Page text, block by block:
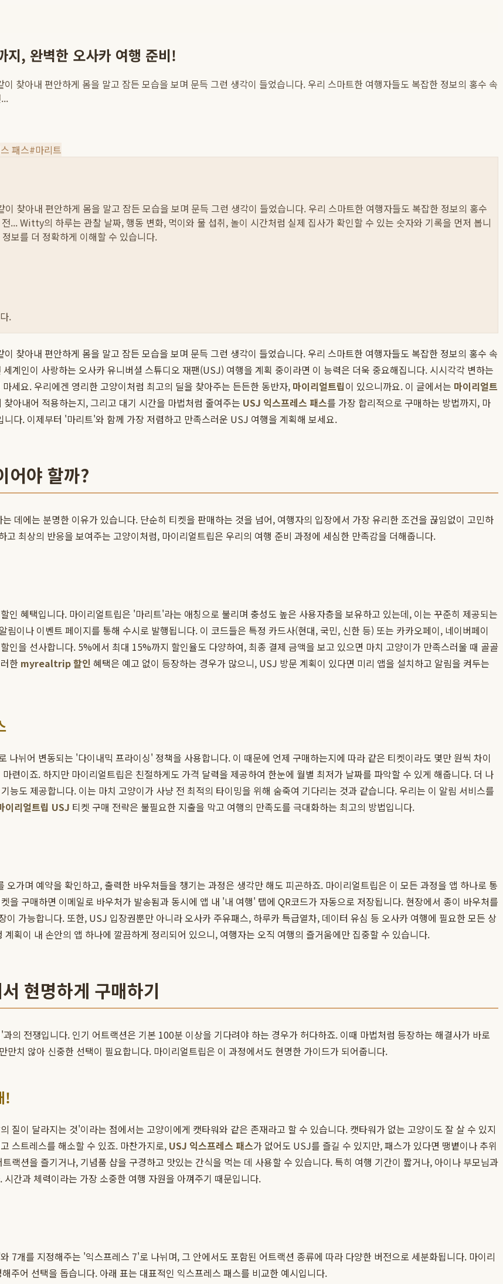
지, 완벽한 오사카 여행 준비!
찾아내 편안하게 몸을 말고 잠든 모습을 보며 문득 그런 생각이 들었습니다. 우리 스마트한 여행자들도 복잡한 정보의 홍수 속
패스#마리트
찾아내 편안하게 몸을 말고 잠든 모습을 보며 문득 그런 생각이 들었습니다. 우리 스마트한 여행자들도 복잡한 정보의 홍수
...Witty의 하루는 관찰 날짜, 행동 변화, 먹이와 물 섭취, 놀이 시간처럼 실제 집사가 확인할 수 있는 숫자와 기록을 먼저 봅니
보를 더 정확하게 이해할 수 있습니다.
.
찾아내 편안하게 몸을 말고 잠든 모습을 보며 문득 그런 생각이 들었습니다. 우리 스마트한 여행자들도 복잡한 정보의 홍수 속
계인이 사랑하는 오사카 유니버셜 스튜디오 재팬(USJ) 여행을 계획 중이라면 이 능력은 더욱 중요해집니다. 시시각각 변하는
세요. 우리에겐 영리한 고양이처럼 최고의 딜을 찾아주는 든든한 동반자, 마이리얼트립이 있으니까요. 이 글에서는 마이리얼트
찾아내어 적용하는지, 그리고 대기 시간을 마법처럼 줄여주는 USJ 익스프레스 패스를 가장 합리적으로 구매하는 방법까지, 마
다. 이제부터 '마리트'와 함께 가장 저렴하고 만족스러운 USJ 여행을 계획해 보세요.
어야 할까?
데에는 분명한 이유가 있습니다. 단순히 티켓을 판매하는 것을 넘어, 여행자의 입장에서 가장 유리한 조건을 끊임없이 고민하
최상의 반응을 보여주는 고양이처럼, 마이리얼트립은 우리의 여행 준비 과정에 세심한 만족감을 더해줍니다.
인 혜택입니다. 마이리얼트립은 '마리트'라는 애칭으로 불리며 충성도 높은 사용자층을 보유하고 있는데, 이는 꾸준히 제공되는
림이나 이벤트 페이지를 통해 수시로 발행됩니다. 이 코드들은 특정 카드사(현대, 국민, 신한 등) 또는 카카오페이, 네이버페이
인을 선사합니다. 5%에서 최대 15%까지 할인율도 다양하여, 최종 결제 금액을 보고 있으면 마치 고양이가 만족스러울 때 골골
한 myrealtrip 할인 혜택은 예고 없이 등장하는 경우가 많으니, USJ 방문 계획이 있다면 미리 앱을 설치하고 알림을 켜두는
나뉘어 변동되는 '다이내믹 프라이싱' 정책을 사용합니다. 이 때문에 언제 구매하는지에 따라 같은 티켓이라도 몇만 원씩 차이
련이죠. 하지만 마이리얼트립은 친절하게도 가격 달력을 제공하여 한눈에 월별 최저가 날짜를 파악할 수 있게 해줍니다. 더 나
도 제공합니다. 이는 마치 고양이가 사냥 전 최적의 타이밍을 위해 숨죽여 기다리는 것과 같습니다. 우리는 이 알림 서비스를
이리얼트립 USJ 티켓 구매 전략은 불필요한 지출을 막고 여행의 만족도를 극대화하는 최고의 방법입니다.
가며 예약을 확인하고, 출력한 바우처들을 챙기는 과정은 생각만 해도 피곤하죠. 마이리얼트립은 이 모든 과정을 앱 하나로 통
을 구매하면 이메일로 바우처가 발송됨과 동시에 앱 내 '내 여행' 탭에 QR코드가 자동으로 저장됩니다. 현장에서 종이 바우처를
가능합니다. 또한, USJ 입장권뿐만 아니라 오사카 주유패스, 하루카 특급열차, 데이터 유심 등 오사카 여행에 필요한 모든 상
획이 내 손안의 앱 하나에 깔끔하게 정리되어 있으니, 여행자는 오직 여행의 즐거움에만 집중할 수 있습니다.
현명하게 구매하기
의 전쟁입니다. 인기 어트랙션은 기본 100분 이상을 기다려야 하는 경우가 허다하죠. 이때 마법처럼 등장하는 해결사가 바로
만치 않아 신중한 선택이 필요합니다. 마이리얼트립은 이 과정에서도 현명한 가이드가 되어줍니다.
!
질이 달라지는 것'이라는 점에서는 고양이에게 캣타워와 같은 존재라고 할 수 있습니다. 캣타워가 없는 고양이도 잘 살 수 있지
스트레스를 해소할 수 있죠. 마찬가지로, USJ 익스프레스 패스가 없어도 USJ를 즐길 수 있지만, 패스가 있다면 땡볕이나 추위
랙션을 즐기거나, 기념품 샵을 구경하고 맛있는 간식을 먹는 데 사용할 수 있습니다. 특히 여행 기간이 짧거나, 아이나 부모님과
간과 체력이라는 가장 소중한 여행 자원을 아껴주기 때문입니다.
7개를 지정해주는 '익스프레스 7'로 나뉘며, 그 안에서도 포함된 어트랙션 종류에 따라 다양한 버전으로 세분화됩니다. 마이리
주어 선택을 돕습니다. 아래 표는 대표적인 익스프레스 패스를 비교한 예시입니다.